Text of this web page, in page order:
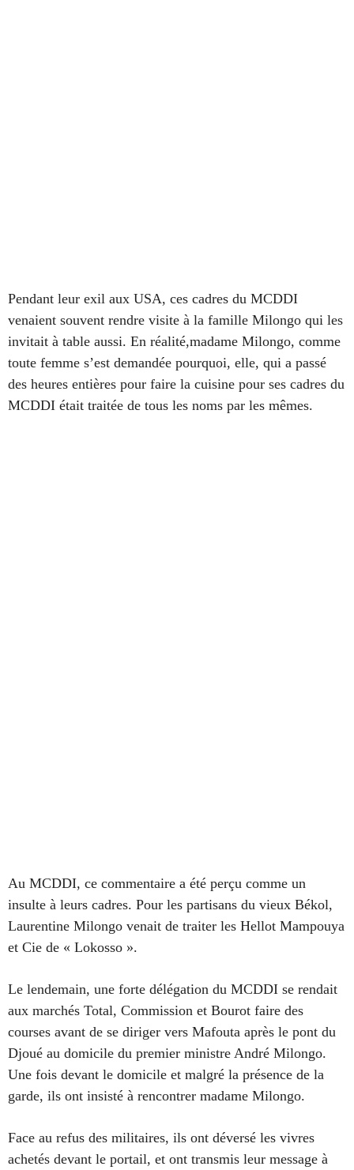
Pendant leur exil aux USA, ces cadres du MCDDI
venaient souvent rendre visite à la famille Milongo qui les
invitait à table aussi. En réalité,madame Milongo, comme
toute femme s’est demandée pourquoi, elle, qui a passé
des heures entières pour faire la cuisine pour ses cadres du
MCDDI était traitée de tous les noms par les mêmes.
Au MCDDI, ce commentaire a été perçu comme un
insulte à leurs cadres. Pour les partisans du vieux Békol,
Laurentine Milongo venait de traiter les Hellot Mampouya
et Cie de « Lokosso ».
Le lendemain, une forte délégation du MCDDI se rendait
aux marchés Total, Commission et Bourot faire des
courses avant de se diriger vers Mafouta après le pont du
Djoué au domicile du premier ministre André Milongo.
Une fois devant le domicile et malgré la présence de la
garde, ils ont insisté à rencontrer madame Milongo.
Face au refus des militaires, ils ont déversé les vivres
achetés devant le portail, et ont transmis leur message à